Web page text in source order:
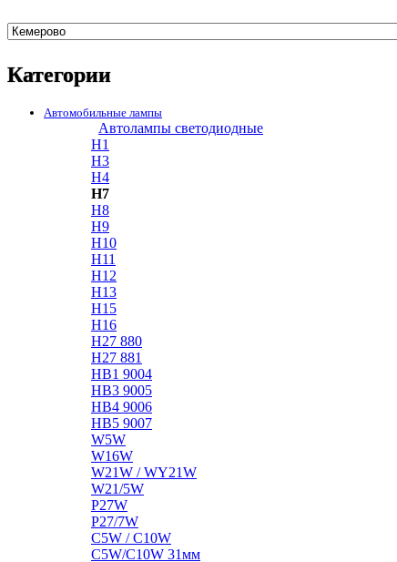
Категории
Автомобильные лампы
Автолампы светодиодные
H1
H3
H4
H7
H8
H9
H10
H11
H12
H13
H15
H16
H27 880
H27 881
HB1 9004
HB3 9005
HB4 9006
HB5 9007
W5W
W16W
W21W / WY21W
W21/5W
P27W
P27/7W
C5W / C10W
C5W/C10W 31мм